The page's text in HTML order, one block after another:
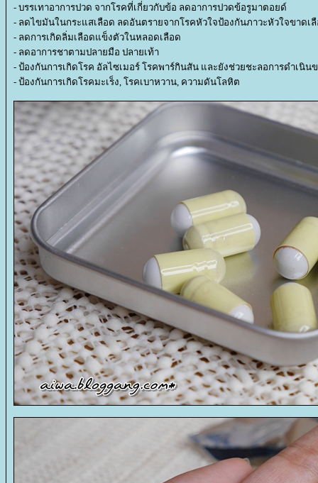
- บรรเทาอาการปวด จากโรคที่เกี่ยวกับข้อ ลดอาการปวดข้อรูมาตอยด์
- ลดไขมันในกระแสเลือด ลดอันตรายจากโรคหัวใจป้องกันภาวะหัวใจขาดเ
- ลดการเกิดลิ่มเลือดแข็งตัวในหลอดเลือด
- ลดอาการชาตามปลายมือ ปลายเท้า
- ป้องกันการเกิดโรค อัลไซเมอร์ โรคพาร์กินสัน และยังช่วยชะลอการดำเนิน
- ป้องกันการเกิดโรคมะเร็ง, โรคเบาหวาน, ความดันโลหิต